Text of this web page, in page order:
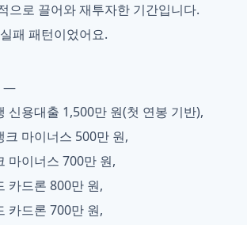
으로 끌어와 재투자한 기간입니다.
패 패턴이었어요.
—
신용대출 1,500만 원(첫 연봉 기반),
마이너스 500만 원,
마이너스 700만 원,
카드론 800만 원,
카드론 700만 원,